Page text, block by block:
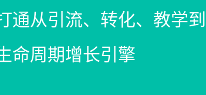
准化跟单、试听转化分
生团队
动化服务流程、智能续
学员长期价值
小程序商城、丰富裂变工
碑增长
通从引流、转化、教学到
命周期增长引擎